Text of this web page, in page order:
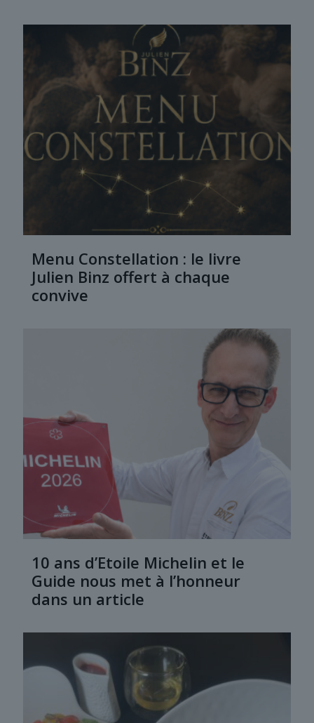
Menu Constellation : le livre
Julien Binz offert à chaque
convive
10 ans d’Etoile Michelin et le
Guide nous met à l’honneur
dans un article